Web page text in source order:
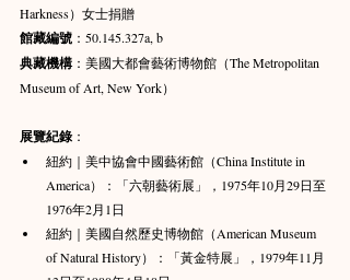
Harkness）女士捐贈
館藏編號 ：50.145.327a, b
典藏機構：美國大都會藝術博物館（The Metropolitan
Museum of Art, New York）
展覽紀錄：
紐約｜美中協會中國藝術館（China Institute in
America）：「六朝藝術展」，1975年10月29日至
1976年2月1日
紐約｜美國自然歷史博物館（American Museum
of Natural History）：「黃金特展」，1979年11月